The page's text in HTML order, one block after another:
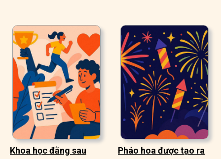
Khoa học đằng sau
Pháo hoa được tạo ra